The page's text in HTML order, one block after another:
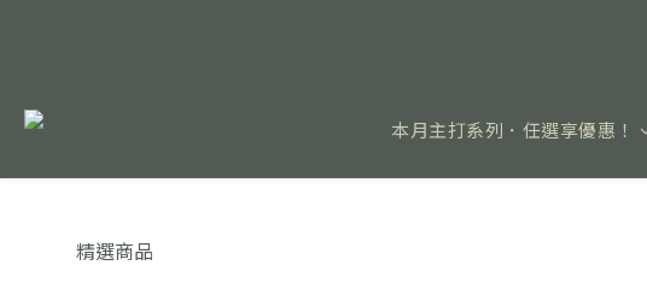
本月主打系列．任選享優惠！
精選商品